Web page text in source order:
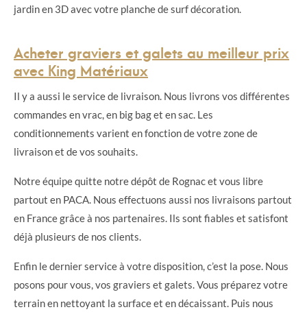
jardin en 3D avec votre planche de surf décoration.
Acheter graviers et galets au meilleur prix
avec King Matériaux
Il y a aussi le service de livraison. Nous livrons vos différentes
commandes en vrac, en big bag et en sac. Les
conditionnements varient en fonction de votre zone de
livraison et de vos souhaits.
Notre équipe quitte notre dépôt de Rognac et vous libre
partout en PACA. Nous effectuons aussi nos livraisons partout
en France grâce à nos partenaires. Ils sont fiables et satisfont
déjà plusieurs de nos clients.
Enfin le dernier service à votre disposition, c’est la pose. Nous
posons pour vous, vos graviers et galets. Vous préparez votre
terrain en nettoyant la surface et en décaissant. Puis nous